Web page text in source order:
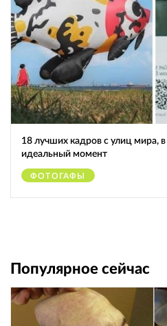
18 лучших кадров с улиц мира,
идеальный момент
ФОТОГАФЫ
Популярное сейчас